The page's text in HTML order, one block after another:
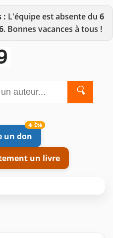
: L'équipe est absente du 6
. Bonnes vacances à tous !
🔍
un don
un livre